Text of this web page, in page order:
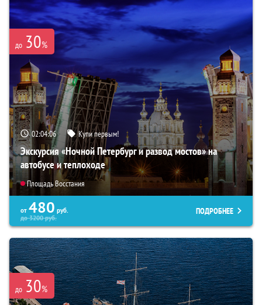
до 30%
02:04:05 Купи первым!
Экскурсия «Ночной Петербург и развод мостов» на
автобусе и теплоходе
Площадь Восстания
от 480 руб.
до3200руб.
ПОДРОБНЕЕ
до 30%